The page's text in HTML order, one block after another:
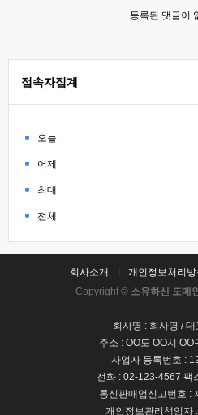
등록된 댓글이
접속자집계
오늘
어제
최대
전체
회사소개 개인정보처리방
Copyright © 소유하신 도메
회사명 : 회사명 /
주소 : OO도 OO시
사업자 등록번호 :
전화 : 02-123-4567 팩
통신판매업신고번호 :
개인정보관리책임자